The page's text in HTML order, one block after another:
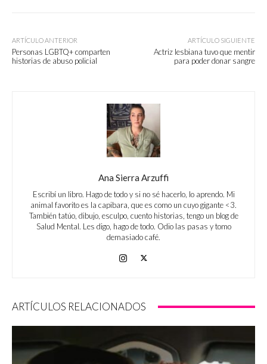
ARTÍCULO ANTERIOR
Personas LGBTQ+ comparten
historias de abuso policial
ARTÍCULO SIGUIENTE
Actriz lesbiana tuvo que mentir
para poder donar sangre
Ana Sierra Arzuffi
Escribí un libro. Hago de todo y si no sé hacerlo, lo aprendo. Mi
animal favorito es la capibara, que es como un cuyo gigante <3.
También tatúo, dibujo, esculpo, cuento historias, tengo un blog de
Salud Mental. Les digo, hago de todo. Odio las pasas y tomo
demasiado café.
ARTÍCULOS RELACIONADOS